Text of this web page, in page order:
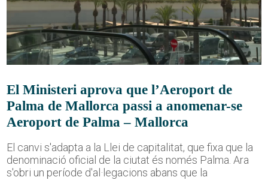
El Ministeri aprova que l’Aeroport de
Palma de Mallorca passi a anomenar-se
Aeroport de Palma – Mallorca
El canvi s'adapta a la Llei de capitalitat, que fixa que la
denominació oficial de la ciutat és només Palma. Ara
s'obri un període d'al·legacions abans que la